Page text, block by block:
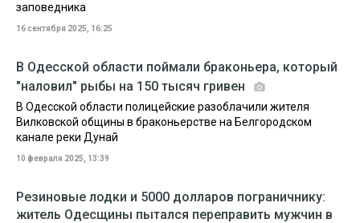
заповедника
16 сентября 2025, 16:25
В Одесской области поймали браконьера, который
"наловил" рыбы на 150 тысяч гривен
В Одесской области полицейские разоблачили жителя
Вилковской общины в браконьерстве на Белгородском
канале реки Дунай
10 февраля 2025, 13:39
Резиновые лодки и 5000 долларов пограничнику:
житель Одесщины пытался переправить мужчин в